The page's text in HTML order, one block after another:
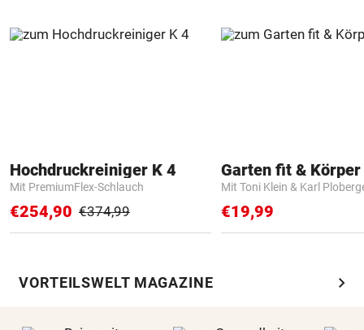
Hochdruckreiniger K 4
Mit PremiumFlex-Schlauch
€254,90 €374,99
Garten fit &
Mit Toni Klein & Karl
€19,99
VORTEILSWELT MAGAZINE chevron_right